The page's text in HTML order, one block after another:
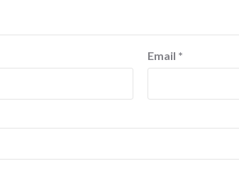
Email *